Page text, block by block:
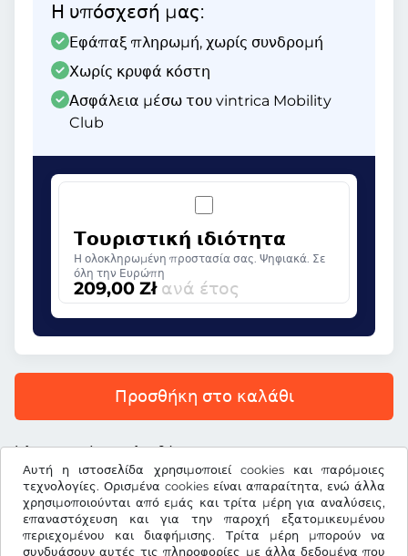
Αυτή η ιστοσελίδα χρησιμοποιεί cookies και παρόμοιες
τεχνολογίες. Ορισμένα cookies είναι απαραίτητα, ενώ άλλα
χρησιμοποιούνται από εμάς και τρίτα μέρη για αναλύσεις,
επαναστόχευση και για την παροχή εξατομικευμένου
περιεχομένου και διαφήμισης. Τρίτα μέρη μπορούν να
συνδυάσουν αυτές τις πληροφορίες με άλλα δεδομένα που
Η υπόσχεσή μας:
Εφάπαξ πληρωμή, χωρίς συνδρομή
Χωρίς κρυφά κόστη
Ασφάλεια μέσω του vintrica Mobility
Club
Τουριστική ιδιότητα
Η ολοκληρωμένη προστασία σας. Ψηφιακά. Σε
όλη την Ευρώπη
209,00 Zł ανά έτος
Προσθήκη στο καλάθι
Όλες οι τιμές περιλαμβάνουν ΦΠΑ.
ZłPLN